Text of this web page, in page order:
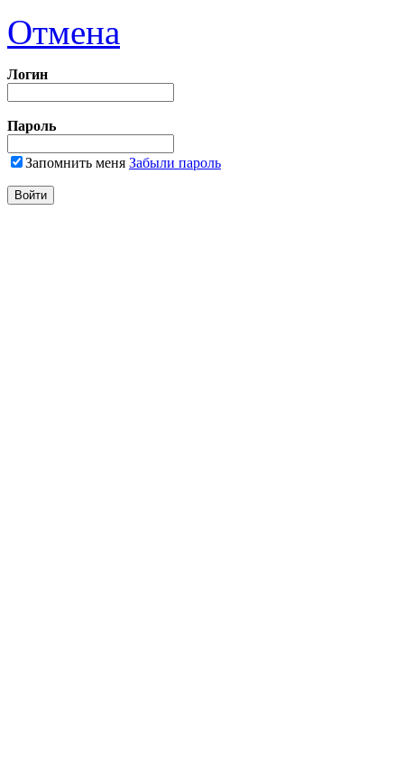
Отмена
Логин
Пароль
Запомнить меня Забыли пароль